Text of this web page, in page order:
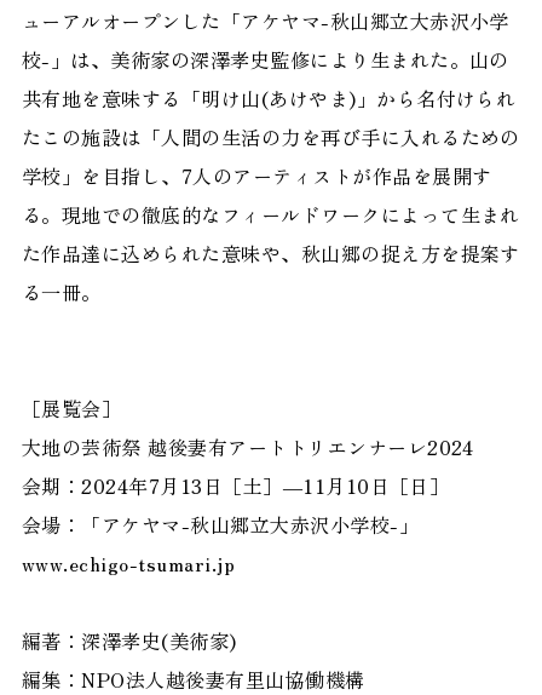
ューアルオープンした「アケヤマ-秋山郷立大赤沢小学
校-」は、美術家の深澤孝史監修により生まれた。山の
共有地を意味する「明け山(あけやま)」から名付けられ
たこの施設は「人間の生活の力を再び手に入れるための
学校」を目指し、7人のアーティストが作品を展開す
る。現地での徹底的なフィールドワークによって生まれ
た作品達に込められた意味や、秋山郷の捉え方を提案す
る一冊。
［展覧会］
大地の芸術祭 越後妻有アートトリエンナーレ2024
会期：2024年7月13日［土］―11月10日［日］
会場：「アケヤマ-秋山郷立大赤沢小学校-」
www.echigo-tsumari.jp
編著：深澤孝史(美術家)
編集：NPO法人越後妻有里山協働機構